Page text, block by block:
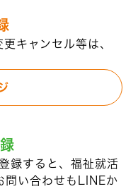
キャンセル等は、
録すると、福祉就活
問い合わせもLINEか